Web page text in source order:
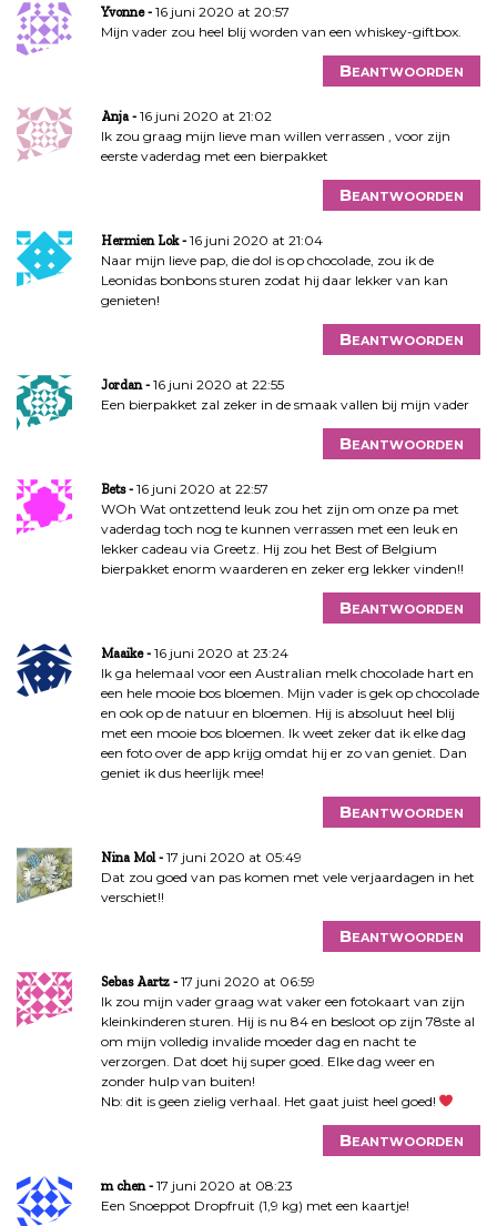
Yvonne
16 juni 2020 at 20:57
Mijn vader zou heel blij worden van een whiskey-giftbox.
Beantwoorden
Anja
16 juni 2020 at 21:02
Ik zou graag mijn lieve man willen verrassen , voor zijn
eerste vaderdag met een bierpakket
Beantwoorden
Hermien Lok
16 juni 2020 at 21:04
Naar mijn lieve pap, die dol is op chocolade, zou ik de
Leonidas bonbons sturen zodat hij daar lekker van kan
genieten!
Beantwoorden
Jordan
16 juni 2020 at 22:55
Een bierpakket zal zeker in de smaak vallen bij mijn vader
Beantwoorden
Bets
16 juni 2020 at 22:57
WOh Wat ontzettend leuk zou het zijn om onze pa met
vaderdag toch nog te kunnen verrassen met een leuk en
lekker cadeau via Greetz. Hij zou het Best of Belgium
bierpakket enorm waarderen en zeker erg lekker vinden!!
Beantwoorden
Maaike
16 juni 2020 at 23:24
Ik ga helemaal voor een Australian melk chocolade hart en
een hele mooie bos bloemen. Mijn vader is gek op chocolade
en ook op de natuur en bloemen. Hij is absoluut heel blij
met een mooie bos bloemen. Ik weet zeker dat ik elke dag
een foto over de app krijg omdat hij er zo van geniet. Dan
geniet ik dus heerlijk mee!
Beantwoorden
Nina Mol
17 juni 2020 at 05:49
Dat zou goed van pas komen met vele verjaardagen in het
verschiet!!
Beantwoorden
Sebas Aartz
17 juni 2020 at 06:59
Ik zou mijn vader graag wat vaker een fotokaart van zijn
kleinkinderen sturen. Hij is nu 84 en besloot op zijn 78ste al
om mijn volledig invalide moeder dag en nacht te
verzorgen. Dat doet hij super goed. Elke dag weer en
zonder hulp van buiten!
Nb: dit is geen zielig verhaal. Het gaat juist heel goed!
Beantwoorden
m chen
17 juni 2020 at 08:23
Een Snoeppot Dropfruit (1,9 kg) met een kaartje!